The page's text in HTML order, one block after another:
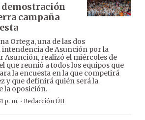
demostración
campaña
Ortega, una de las dos
intendencia de Asunción por la
Asunción, realizó el miércoles de
que reunió a todos los equipos que
la encuesta en la que competirá
y que definirá quién será la
la oposición.
p. m. · Redacción ÚH